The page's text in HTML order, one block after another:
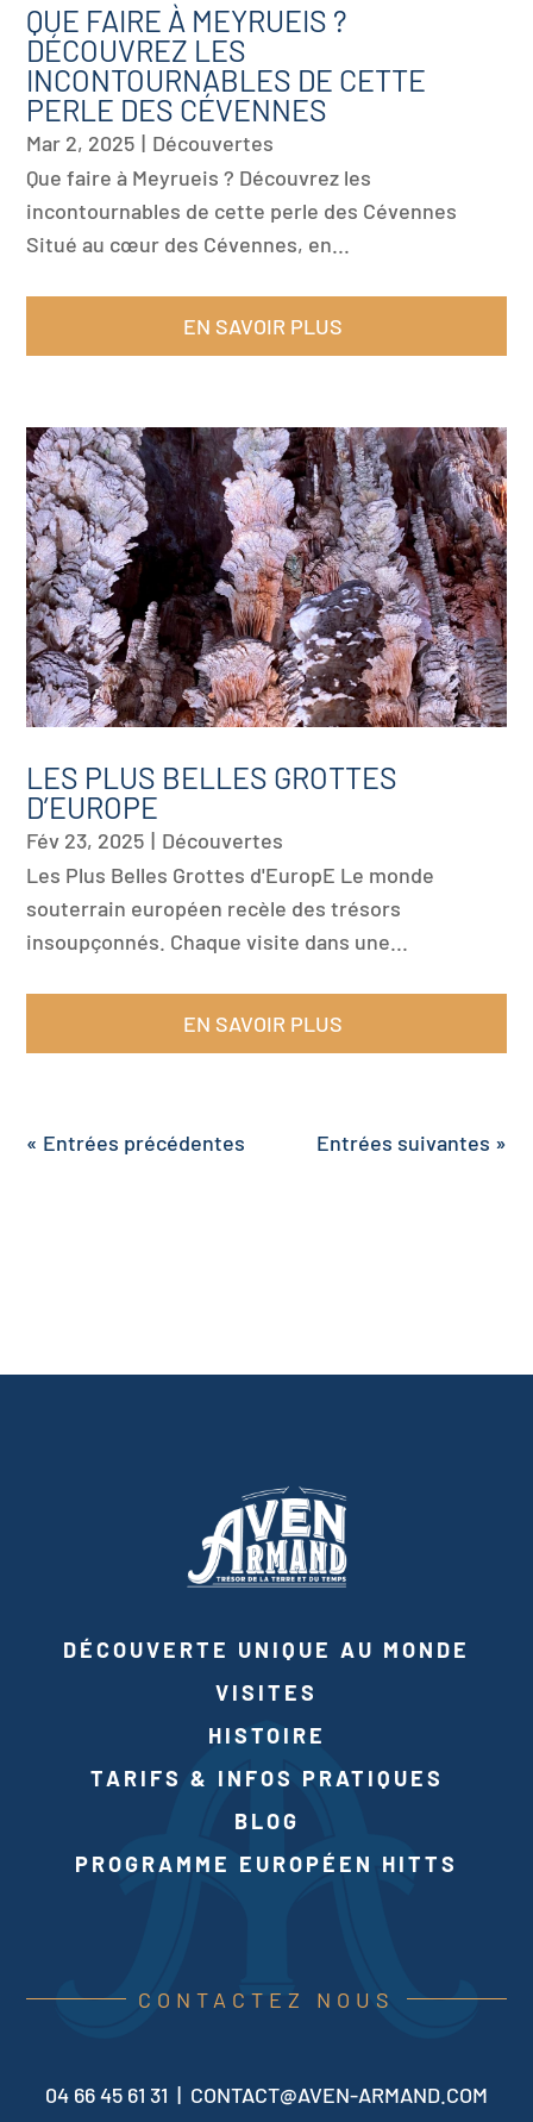
QUE FAIRE À MEYRUEIS ?
DÉCOUVREZ LES
INCONTOURNABLES DE CETTE
PERLE DES CÉVENNES
Mar 2, 2025 | Découvertes
Que faire à Meyrueis ? Découvrez les
incontournables de cette perle des Cévennes
Situé au cœur des Cévennes, en...
EN SAVOIR PLUS
LES PLUS BELLES GROTTES
D’EUROPE
Fév 23, 2025 | Découvertes
Les Plus Belles Grottes d'EuropE Le monde
souterrain européen recèle des trésors
insoupçonnés. Chaque visite dans une...
EN SAVOIR PLUS
« Entrées précédentes Entrées suivantes »
DÉCOUVERTE UNIQUE AU MONDE
VISITES
HISTOIRE
TARIFS & INFOS PRATIQUES
BLOG
PROGRAMME EUROPÉEN HITTS
CONTACTEZ NOUS
04 66 45 61 31 | CONTACT@AVEN-ARMAND.COM